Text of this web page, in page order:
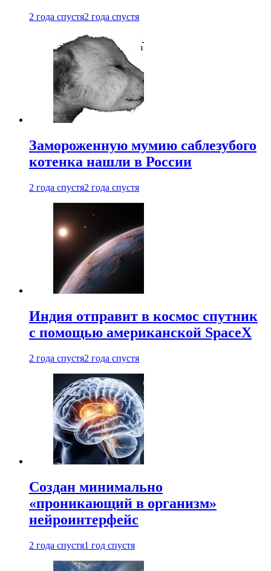
2 года спустя2 года спустя
Замороженную мумию саблезубого
котенка нашли в России
2 года спустя2 года спустя
Индия отправит в космос спутник
с помощью американской SpaceX
2 года спустя2 года спустя
Создан минимально
«проникающий в организм»
нейроинтерфейс
2 года спустя1 год спустя